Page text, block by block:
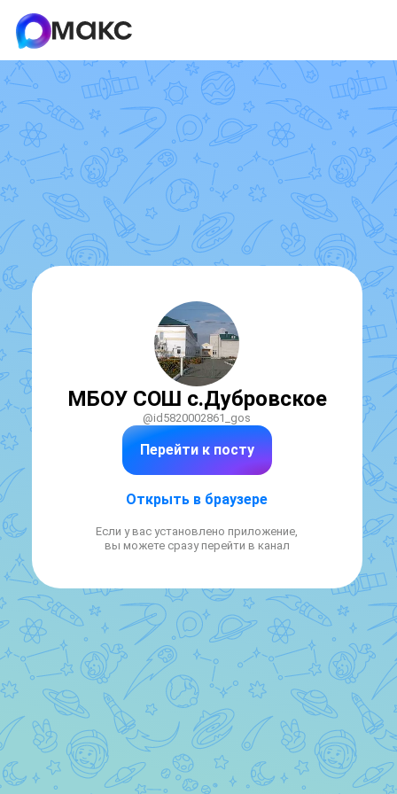
МБОУ СОШ с.Дубровское
@id5820002861_gos
Перейти к посту
Открыть в браузере
Если у вас установлено приложение,
вы можете сразу перейти в канал